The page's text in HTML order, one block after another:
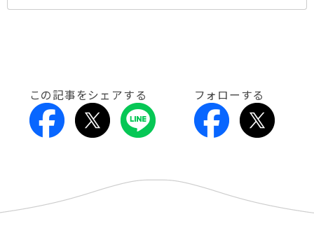
この記事をシェアする フォローする